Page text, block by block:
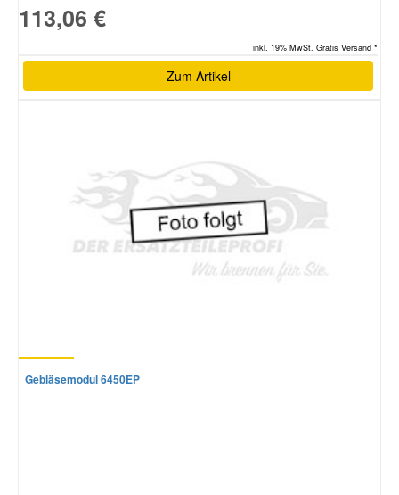
113,06 €
inkl. 19% MwSt. Gratis Versand *
Zum Artikel
Gebläsemodul 6450EP